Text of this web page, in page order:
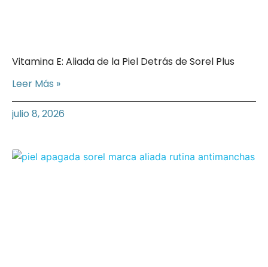
Vitamina E: Aliada de la Piel Detrás de Sorel Plus
Leer Más »
julio 8, 2026